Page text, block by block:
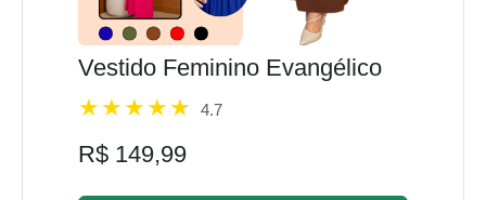
Vestido Feminino Evangélico
4.7
R$ 149,99